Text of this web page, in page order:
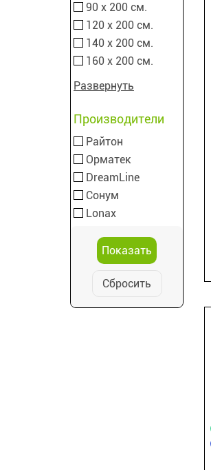
90 х 200 см.
120 х 200 см.
140 х 200 см.
160 х 200 см.
Развернуть
Производители
Райтон
Орматек
DreamLine
Сонум
Lonax
Сбросить